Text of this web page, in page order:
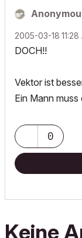
‎2005-03-18 11:28
DOCH!!
Vektor ist
Ein Mann
0
Keine